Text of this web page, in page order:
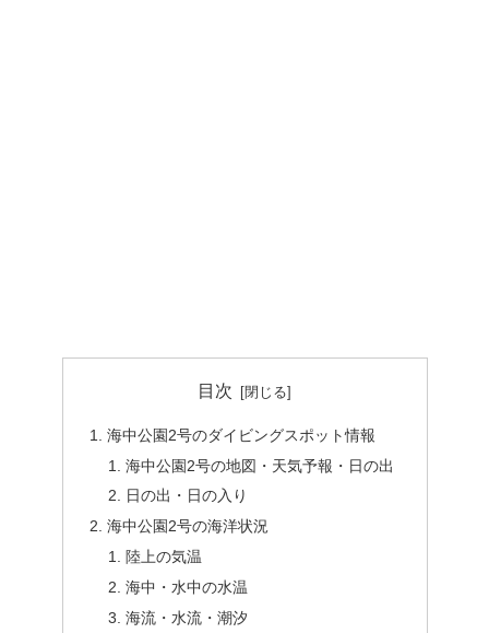
目次
海中公園2号のダイビングスポット情報
海中公園2号の地図・天気予報・日の出
日の出・日の入り
海中公園2号の海洋状況
陸上の気温
海中・水中の水温
海流・水流・潮汐